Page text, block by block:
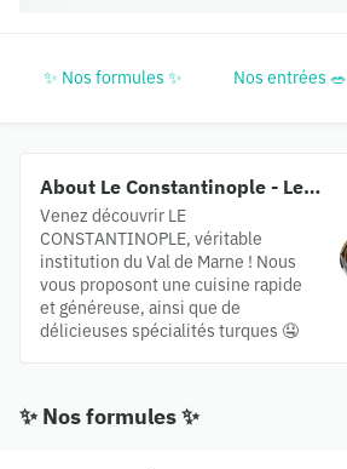
✨ Nos formules ✨ Nos entrées 🥗
About Le Constantinople - Les
3 Broches 🥙
Venez découvrir LE
CONSTANTINOPLE, véritable
institution du Val de Marne ! Nous
vous proposont une cuisine rapide
et généreuse, ainsi que de
délicieuses spécialités turques 🤤
✨ Nos formules ✨